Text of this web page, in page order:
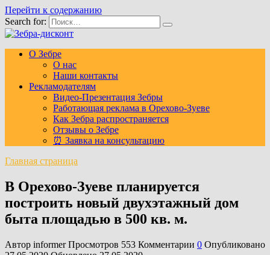
Перейти к содержанию
Search for:
О Зебре
О нас
Наши контакты
Рекламодателям
Видео-Презентация Зебры
Работающая реклама в Орехово-Зуеве
Как Зебра распространяется
Отзывы о Зебре
⏰ Заявка на консультацию
Главная страница
В Орехово-Зуеве планируется
построить новый двухэтажный дом
быта площадью в 500 кв. м.
Автор informer Просмотров 553 Комментарии 0 Опубликовано